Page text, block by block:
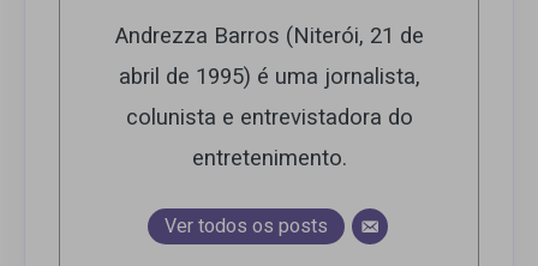
Andrezza Barros (Niterói, 21 de
abril de 1995) é uma jornalista,
colunista e entrevistadora do
entretenimento.
Ver todos os posts